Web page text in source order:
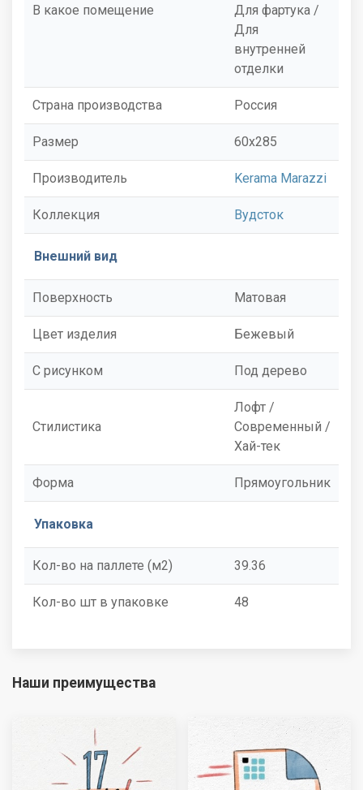
В какое помещение
Для фартука /
Для
внутренней
отделки
Страна производства Россия
Размер 60x285
Производитель Kerama Marazzi
Коллекция Вудсток
Внешний вид
Поверхность Матовая
Цвет изделия Бежевый
С рисунком Под дерево
Стилистика
Лофт /
Современный /
Хай-тек
Форма Прямоугольник
Упаковка
Кол-во на паллете (м2) 39.36
Кол-во шт в упаковке 48
Наши преимущества